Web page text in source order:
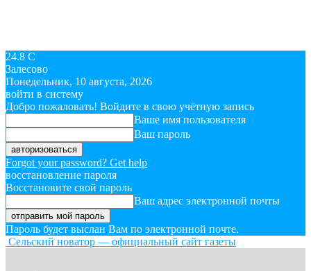
24.8 C
Залесово
Понедельник, 10 августа, 2026
войти в систему
Добро пожаловать! Войдите в свою учётную запись
Ваше имя пользователя
Ваш пароль
Forgot your password? Get help
восстановление пароля
Восстановите свой пароль
Ваш адрес электронной почты
Пароль будет выслан Вам по электронной почте.
Сельский новатор — официальный сайт газеты